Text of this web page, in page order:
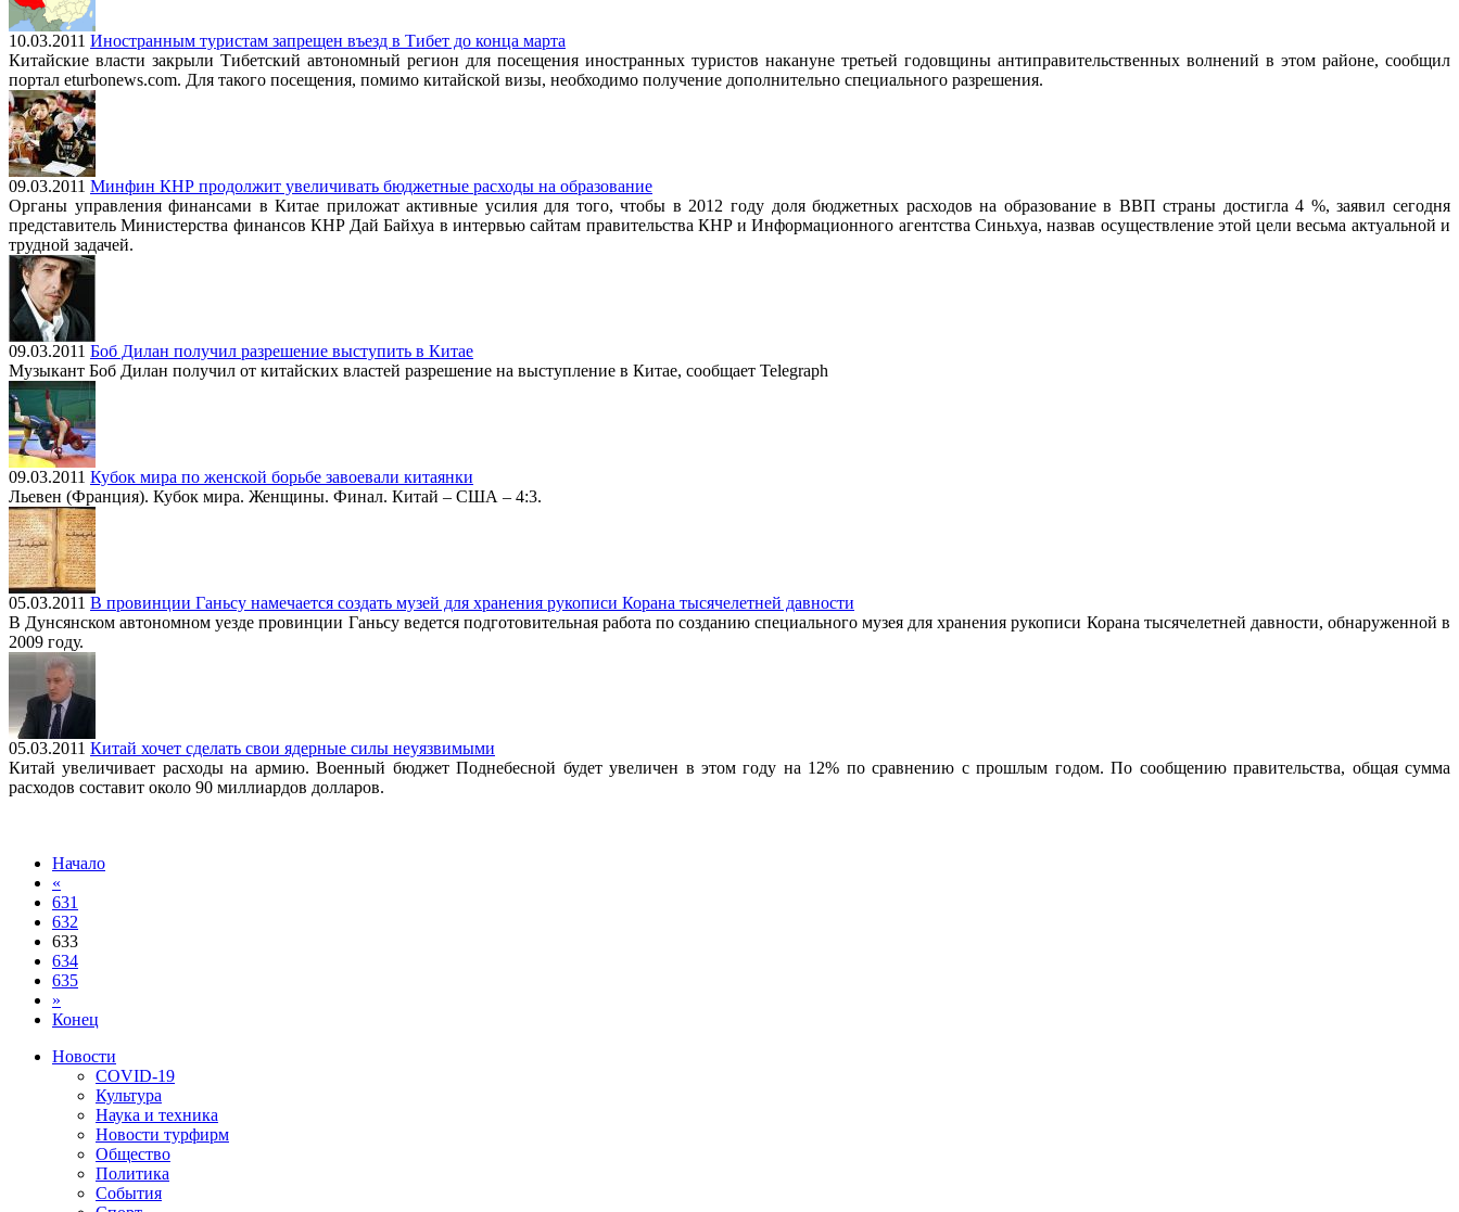
10.03.2011 Иностранным туристам запрещен въезд в Тибет до конца марта
Китайские власти закрыли Тибетский автономный регион для посещения иностранных туристов накануне третьей годовщины антиправительственных волнений в этом районе, сообщил
портал eturbonews.com. Для такого посещения, помимо китайской визы, необходимо получение дополнительно специального разрешения.
09.03.2011 Минфин КНР продолжит увеличивать бюджетные расходы на образование
Органы управления финансами в Китае приложат активные усилия для того, чтобы в 2012 году доля бюджетных расходов на образование в ВВП страны достигла 4 %, заявил сегодня
представитель Министерства финансов КНР Дай Байхуа в интервью сайтам правительства КНР и Информационного агентства Синьхуа, назвав осуществление этой цели весьма актуальной и
трудной задачей.
09.03.2011 Боб Дилан получил разрешение выступить в Китае
Музыкант Боб Дилан получил от китайских властей разрешение на выступление в Китае, сообщает Telegraph
09.03.2011 Кубок мира по женской борьбе завоевали китаянки
Льевен (Франция). Кубок мира. Женщины. Финал. Китай – США – 4:3.
05.03.2011 В провинции Ганьсу намечается создать музей для хранения рукописи Корана тысячелетней давности
В Дунсянском автономном уезде провинции Ганьсу ведется подготовительная работа по созданию специального музея для хранения рукописи Корана тысячелетней давности, обнаруженной в
2009 году.
05.03.2011 Китай хочет сделать свои ядерные силы неуязвимыми
Китай увеличивает расходы на армию. Военный бюджет Поднебесной будет увеличен в этом году на 12% по сравнению с прошлым годом. По сообщению правительства, общая сумма
расходов составит около 90 миллиардов долларов.
Начало
«
631
632
633
634
635
»
Конец
Новости
COVID-19
Культура
Наука и техника
Новости турфирм
Общество
Политика
События